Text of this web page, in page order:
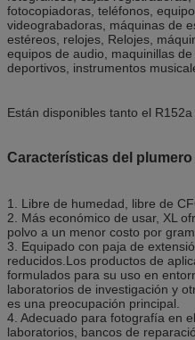
fotocopiadoras, teléfonos,
videograbadoras, máquinas de
estéreos, relojes, Relojes,
equipos de audio, maquinillas
deportivos, instrumentos
Están disponibles tanto el
Características del
1. Libre de humedad, libre de
2. Más económico de usar, XL
polvo a un menor costo por
3. Equipado con paja de
reducidos.Los productos de
formulados para su uso en
laboratorios de investigación y
es una preocupación principal.
4. Adecuado para fotografía en
laboratorios, bancos de